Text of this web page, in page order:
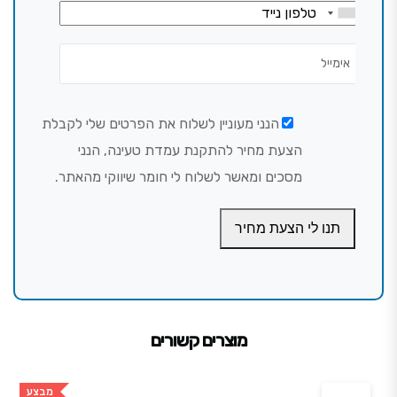
הנני מעוניין לשלוח את הפרטים שלי לקבלת
הצעת מחיר להתקנת עמדת טעינה, הנני
מסכים ומאשר לשלוח לי חומר שיווקי מהאתר.
תנו לי הצעת מחיר
מוצרים קשורים
מבצע